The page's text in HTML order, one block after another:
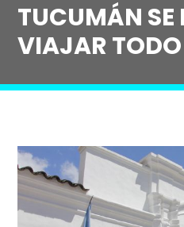
TUCUMÁN SE
VIAJAR